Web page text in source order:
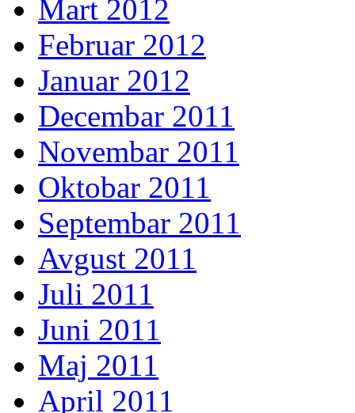
Mart 2012
Februar 2012
Januar 2012
Decembar 2011
Novembar 2011
Oktobar 2011
Septembar 2011
Avgust 2011
Juli 2011
Juni 2011
Maj 2011
April 2011